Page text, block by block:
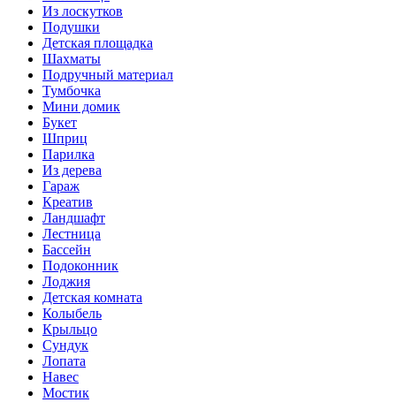
Из лоскутков
Подушки
Детская площадка
Шахматы
Подручный материал
Тумбочка
Мини домик
Букет
Шприц
Парилка
Из дерева
Гараж
Креатив
Ландшафт
Лестница
Бассейн
Подоконник
Лоджия
Детская комната
Колыбель
Крыльцо
Сундук
Лопата
Навес
Мостик